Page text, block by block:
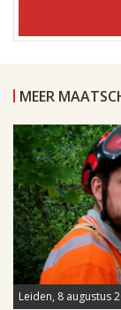
MEER
Leiden, 8 augustus